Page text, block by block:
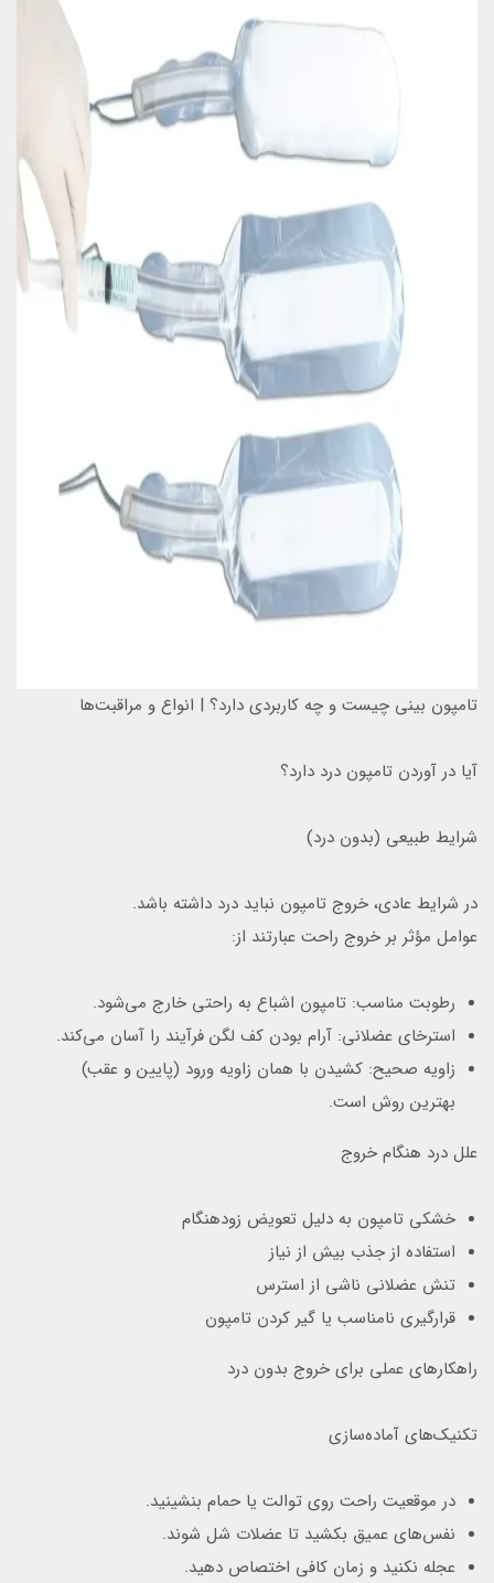
تامپون بینی چیست و چه کاربردی دارد؟ | انواع و مراقبت‌ها
آیا در آوردن تامپون درد دارد؟
شرایط طبیعی (بدون درد)
در شرایط عادی، خروج تامپون نباید درد داشته باشد.
عوامل مؤثر بر خروج راحت عبارتند از:
رطوبت مناسب: تامپون اشباع به راحتی خارج می‌شود.
استرخای عضلانی: آرام بودن کف لگن فرآیند را آسان می‌کند.
زاویه صحیح: کشیدن با همان زاویه ورود (پایین و عقب)
بهترین روش است.
علل درد هنگام خروج
خشکی تامپون به دلیل تعویض زودهنگام
استفاده از جذب بیش از نیاز
تنش عضلانی ناشی از استرس
قرارگیری نامناسب یا گیر کردن تامپون
راهکارهای عملی برای خروج بدون درد
تکنیک‌های آماده‌سازی
در موقعیت راحت روی توالت یا حمام بنشینید.
نفس‌های عمیق بکشید تا عضلات شل شوند.
عجله نکنید و زمان کافی اختصاص دهید.